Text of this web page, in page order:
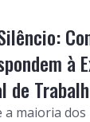
à
de
a maioria